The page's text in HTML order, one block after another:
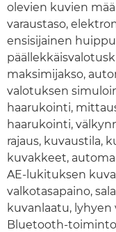
olevien kuvien
varaustaso,
ensisijainen
maksimijakso,
valotuksen
haarukointi,
haarukointi,
rajaus, kuvaustila,
kuvakkeet,
AE-lukituksen
valkotasapaino,
kuvanlaatu, lyhyen
Bluetooth-